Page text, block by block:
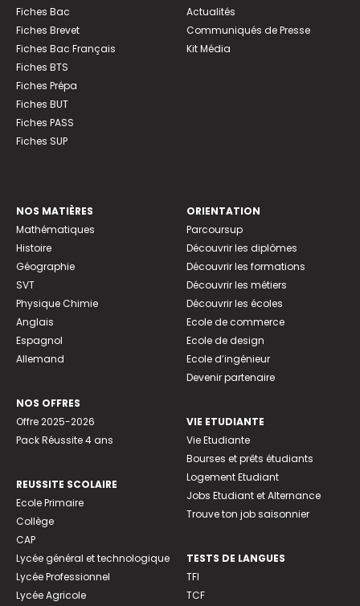
Fiches Bac
Fiches Brevet
Fiches Bac Français
Fiches BTS
Fiches Prépa
Fiches BUT
Fiches PASS
Fiches SUP
Actualités
Communiqués de Presse
Kit Média
NOS MATIÈRES
Mathématiques
Histoire
Géographie
SVT
Physique Chimie
Anglais
Espagnol
Allemand
NOS OFFRES
Offre 2025-2026
Pack Réussite 4 ans
REUSSITE SCOLAIRE
Ecole Primaire
Collège
CAP
Lycée général et technologique
Lycée Professionnel
Lycée Agricole
ORIENTATION
Parcoursup
Découvrir les diplômes
Découvrir les formations
Découvrir les métiers
Découvrir les écoles
Ecole de commerce
Ecole de design
Ecole d’ingénieur
Devenir partenaire
VIE ETUDIANTE
Vie Etudiante
Bourses et prêts étudiants
Logement Etudiant
Jobs Etudiant et Alternance
Trouve ton job saisonnier
TESTS DE LANGUES
TFI
TCF